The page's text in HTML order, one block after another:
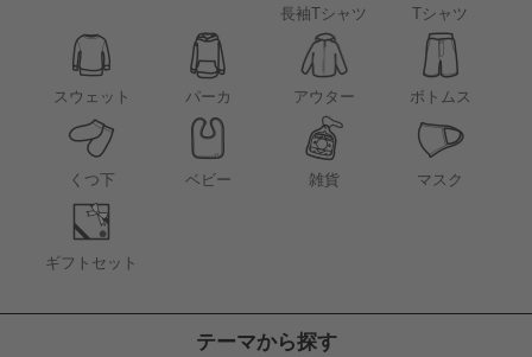
長袖Tシャツ
Tシャツ
スウェット パーカ アウター ボトムス
くつ下 ベビー 雑貨 マスク
ギフトセット
テーマから探す